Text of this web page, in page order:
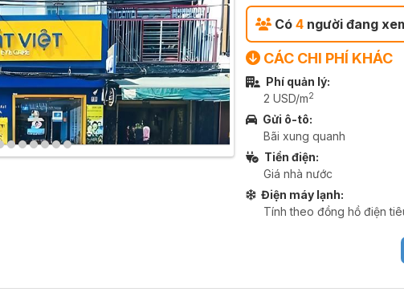
Có 4 người đang
CÁC CHI PHÍ KHÁC
Phí quản lý:
2 USD/m2
Gửi ô-tô:
Bãi xung quanh
Tiền điện:
Giá nhà nước
Điện máy lạnh:
Tính theo đồng hồ điện